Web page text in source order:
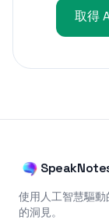
取得
使用人工智慧驅
的洞見。